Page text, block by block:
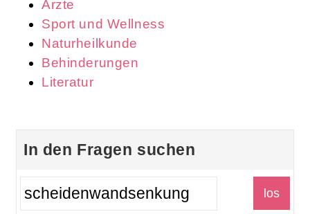
Ärzte
Sport und Wellness
Naturheilkunde
Behinderungen
Literatur
In den Fragen suchen